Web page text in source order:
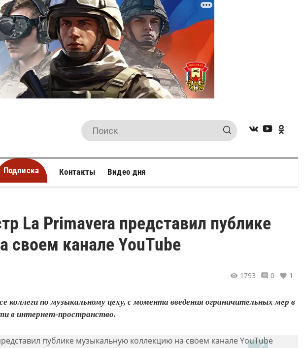
Подписка Контакты Видео дня
La Primavera представил публике
канале YouTube
1793 0 1
коллеги по музыкальному цеху, с момента введения ограничительных мер в
в интернет-пространство.